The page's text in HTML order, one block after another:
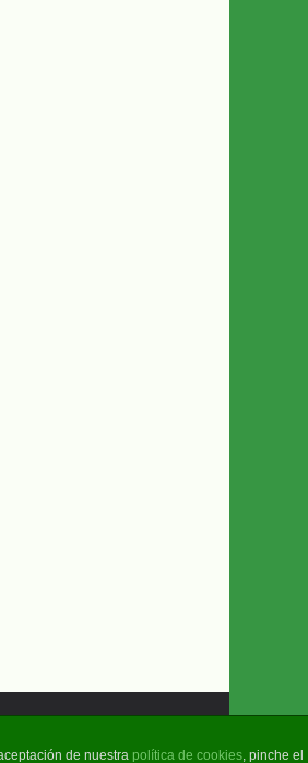
de nuestra política de cookies, pinche el